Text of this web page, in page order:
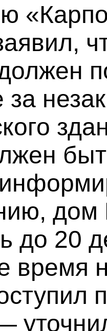
за
дом
до 20
время